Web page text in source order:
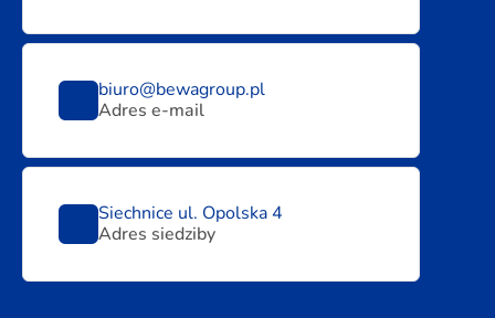
biuro@bewagroup.pl
Adres e-mail
Siechnice ul. Opolska 4
Adres siedziby